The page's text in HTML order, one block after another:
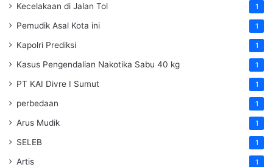
Kecelakaan di Jalan Tol 1
Pemudik Asal Kota ini 1
Kapolri Prediksi 1
Kasus Pengendalian Nakotika Sabu 40 kg 1
PT KAI Divre I Sumut 1
perbedaan 1
Arus Mudik 1
SELEB 1
Artis 1